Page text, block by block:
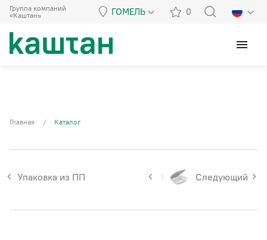
Группа компаний
«Каштан»
ГОМЕЛЬ 0
menu
Главная / Каталог
Упаковка из ПП Следующий